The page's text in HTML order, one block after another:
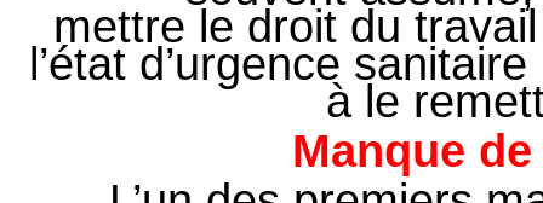
mettre le droit du
l’état d’urgence
à le
Manque